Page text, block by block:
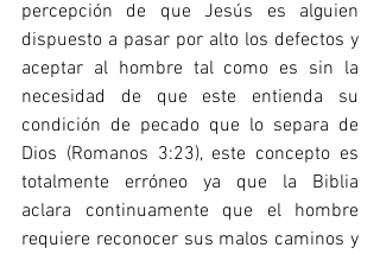
percepción de que Jesús es alguien
dispuesto a pasar por alto los defectos y
aceptar al hombre tal como es sin la
necesidad de que este entienda su
condición de pecado que lo separa de
Dios (Romanos 3:23), este concepto es
totalmente erróneo ya que la Biblia
aclara continuamente que el hombre
requiere reconocer sus malos caminos y